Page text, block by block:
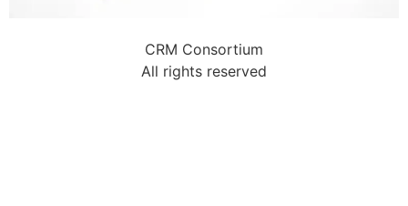
CRM Consortium
All rights reserved
Terus ikuti kami